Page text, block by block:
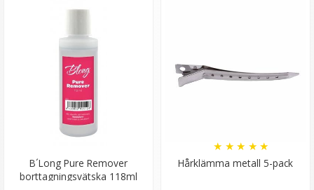
#27 Mellanbrun - Hästsvans vågig rosett
★ ★★
B´Long Pure Remover
borttagningsvätska 118ml
Hårklämma metall 5-pack
★ ★ ★ ★ ★